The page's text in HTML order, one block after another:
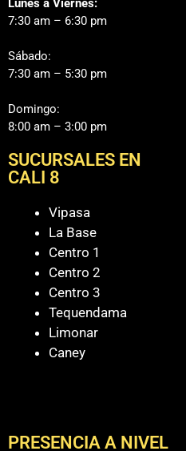
Lunes a Viernes:
7:30 am – 6:30 pm
Sábado:
7:30 am – 5:30 pm
Domingo:
8:00 am – 3:00 pm
SUCURSALES EN
CALI 8
Vipasa
La Base
Centro 1
Centro 2
Centro 3
Tequendama
Limonar
Caney
PRESENCIA A NIVEL